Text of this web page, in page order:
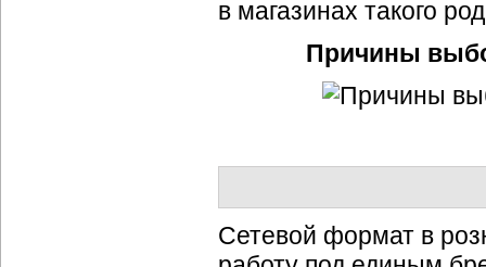
в магазинах такого
Причины
Сетевой формат в